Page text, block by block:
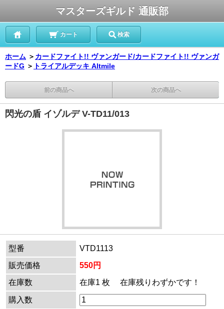
マスターズギルド 通販部
カート 検索
ホーム ＞ カードファイト!! ヴァンガード/カードファイト!! ヴァンガ
ードG ＞ トライアルデッキ Altmile
前の商品へ 次の商品へ
閃光の盾 イゾルデ V-TD11/013
型番
VTD1113
販売価格
550円
在庫数
在庫1 枚 在庫残りわずかです！
購入数